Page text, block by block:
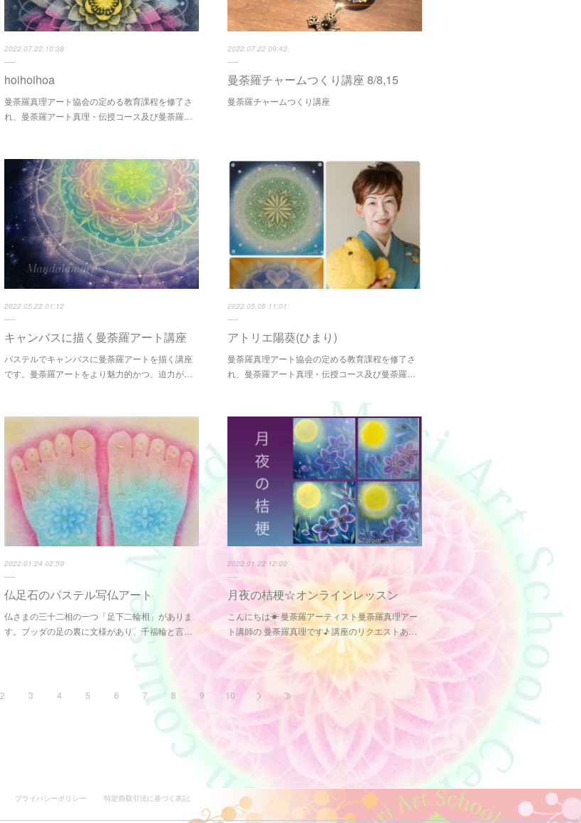
2022.07.22 10:38
hoihoihoa
曼荼羅真理アート協会の定める教育課程を修了さ
れ、曼荼羅アート真理・伝授コース及び曼荼羅…
2022.07.22 09:42
曼荼羅チャームつくり講座 8/8,15
曼荼羅チャームつくり講座
2022.05.22 01:12
キャンバスに描く曼荼羅アート講座
パステルでキャンバスに曼荼羅アートを描く講座
です。曼荼羅アートをより魅力的かつ、迫力が…
2022.05.05 11:01
アトリエ陽葵(ひまり)
曼荼羅真理アート協会の定める教育課程を修了さ
れ、曼荼羅アート真理・伝授コース及び曼荼羅…
2022.01.24 02:59
仏足石のパステル写仏アート
仏さまの三十二相の一つ「足下二輪相」がありま
す。ブッダの足の裏に文様があり、千福輪と言…
2022.01.22 12:00
月夜の桔梗☆オンラインレッスン
こんにちは☀ 曼荼羅アーティスト曼荼羅真理アー
ト講師の 曼荼羅真理です♪ 講座のリクエストあ…
2 3 4 5 6 7 8 9 10
プライバシーポリシー 特定商取引法に基づく表記